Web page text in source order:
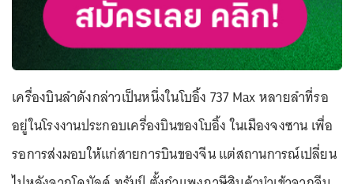
เครื่องบินลำดังกล่าวเป็นหนึ่งในโบอิ้ง 737 Max หลายลำที่รอ
อยู่ในโรงงานประกอบเครื่องบินของโบอิ้ง ในเมืองจงซาน เพื่อ
รอการส่งมอบให้แก่สายการบินของจีน แต่สถานการณ์เปลี่ยน